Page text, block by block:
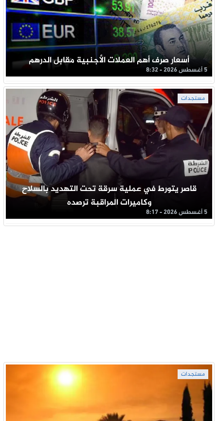
أسعار صرف أهم العملات الأجنبية مقابل الدرهم
5 أغسطس 2026 - 8:32
مستجدات
قاصر يتورط في عملية سرقة تحت التهديد بالسلاح
وكاميرات المراقبة ترصده
5 أغسطس 2026 - 8:17
مستجدات